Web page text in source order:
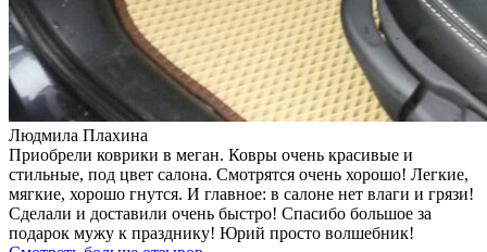
Людмила Плахина
Приобрели коврики в меган. Ковры очень красивые и
стильные, под цвет салона. Смотрятся очень хорошо! Легкие,
мягкие, хорошо гнутся. И главное: в салоне нет влаги и грязи!
Сделали и доставили очень быстро! Спасибо большое за
подарок мужу к празднику! Юрий просто волшебник!